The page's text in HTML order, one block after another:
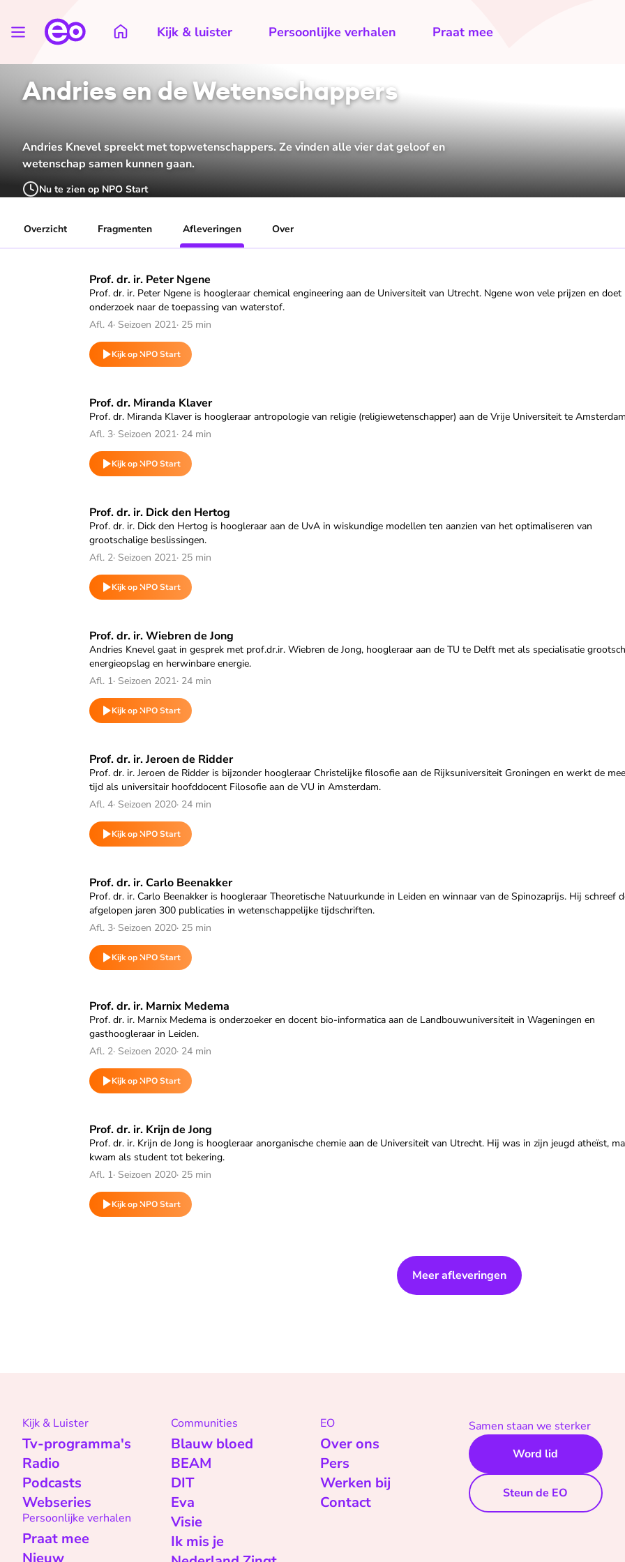
Kijk & luister Persoonlijke verhalen Praat mee
Andries en de Wetenschappers
Andries Knevel spreekt met topwetenschappers. Ze vinden alle vier dat geloof en
wetenschap samen kunnen gaan.
Nu te zien op NPO Start
Overzicht Fragmenten Afleveringen Over
Prof. dr. ir. Peter Ngene
Prof. dr. ir. Peter Ngene is hoogleraar chemical engineering aan de Universiteit van Utrecht. Ngene won vele prijzen en doet
onderzoek naar de toepassing van waterstof.
Afl. 4· Seizoen 2021· 25 min
Kijk op NPO Start
Speel "Prof. dr. ir. Peter Ngene" af
Prof. dr. Miranda Klaver
Prof. dr. Miranda Klaver is hoogleraar antropologie van religie (religiewetenschapper) aan de Vrije Universiteit te
Afl. 3· Seizoen 2021· 24 min
Kijk op NPO Start
Speel "Prof. dr. Miranda Klaver" af
Prof. dr. ir. Dick den Hertog
Prof. dr. ir. Dick den Hertog is hoogleraar aan de UvA in wiskundige modellen ten aanzien van het optimaliseren van
grootschalige beslissingen.
Afl. 2· Seizoen 2021· 25 min
Kijk op NPO Start
Speel "Prof. dr. ir. Dick den Hertog" af
Prof. dr. ir. Wiebren de Jong
Andries Knevel gaat in gesprek met prof.dr.ir. Wiebren de Jong, hoogleraar aan de TU te Delft met als specialisatie
energieopslag en herwinbare energie.
Afl. 1· Seizoen 2021· 24 min
Kijk op NPO Start
Speel "Prof. dr. ir. Wiebren de Jong" af
Prof. dr. ir. Jeroen de Ridder
Prof. dr. ir. Jeroen de Ridder is bijzonder hoogleraar Christelijke filosofie aan de Rijksuniversiteit Groningen en werkt de
tijd als universitair hoofddocent Filosofie aan de VU in Amsterdam.
Afl. 4· Seizoen 2020· 24 min
Kijk op NPO Start
Speel "Prof. dr. ir. Jeroen de Ridder" af
Prof. dr. ir. Carlo Beenakker
Prof. dr. ir. Carlo Beenakker is hoogleraar Theoretische Natuurkunde in Leiden en winnaar van de Spinozaprijs. Hij schreef
afgelopen jaren 300 publicaties in wetenschappelijke tijdschriften.
Afl. 3· Seizoen 2020· 25 min
Kijk op NPO Start
Speel "Prof. dr. ir. Carlo Beenakker" af
Prof. dr. ir. Marnix Medema
Prof. dr. ir. Marnix Medema is onderzoeker en docent bio-informatica aan de Landbouwuniversiteit in Wageningen en
gasthoogleraar in Leiden.
Afl. 2· Seizoen 2020· 24 min
Kijk op NPO Start
Speel "Prof. dr. ir. Marnix Medema" af
Prof. dr. ir. Krijn de Jong
Prof. dr. ir. Krijn de Jong is hoogleraar anorganische chemie aan de Universiteit van Utrecht. Hij was in zijn jeugd atheïst,
kwam als student tot bekering.
Afl. 1· Seizoen 2020· 25 min
Kijk op NPO Start
Speel "Prof. dr. ir. Krijn de Jong" af
Meer afleveringen
Kijk & Luister
Tv-programma's
Radio
Podcasts
Webseries
Persoonlijke verhalen
Praat mee
Communities
Blauw bloed
BEAM
DIT
Eva
Visie
Ik mis je
EO
Over ons
Pers
Werken bij
Contact
Samen staan we sterker
Word lid
Steun de EO